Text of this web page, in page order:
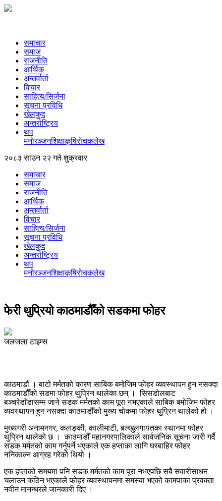
समाचार
समाज
राजनीति
आर्थिक
अन्तर्वार्ता
विचार
साहित्य/सिर्जना
सूचना प्रविधि
खेलकुद
अन्तर्राष्ट्रिय
थप
मनोरञ्‍जनशिक्षाकृषिरोचकलेख
२०८३ साउन २२ गते शुक्रवार
समाचार
समाज
राजनीति
आर्थिक
अन्तर्वार्ता
विचार
साहित्य/सिर्जना
सूचना प्रविधि
खेलकुद
अन्तर्राष्ट्रिय
थप
मनोरञ्‍जनशिक्षाकृषिरोचकलेख
फेरी थुप्रियो काठमाडौैँको सडकमा फोहर
जलजला टाइम्स
काठमाडौं । बाटो मर्मतको कारण साबिक बमोजिम फोहर व्यवस्थापन हुन नसक्दा
काठमाडौैँको सडमा फोहर थुप्रिन थालेका छन् । सिसडोलबाट
बञ्चरेडाँडासम्म जाने सडक मर्मतको काम पूरा नभएकाले साबिक बमोजिम फोहर
व्यवस्थापन हुन नसक्दा काठमाडौँको मुख्य चोकमा फोहर थुप्रिन थालेको हो ।
मुख्यगरी अनामनगर, कलङ्की, कालीमाटी, बल्खुलगायतका स्थानमा फोहर
थुप्रिन थालेको छ । काठमाडौँ महानगरपालिकाले सार्वजनिक सूचना जारी गर्दै
सडक मर्मतको काम गर्नुपर्ने भएकाले एक हप्ताका लागि घरबाहिर फोहर
ननिकाल्न आग्रह गरेको थियो ।
एक हप्ताको समयमा पनि सडक मर्मतको काम पूरा नभएपछि सबै सवारीसाधन
चलाउन कठिन भएकाले फोहर व्यवस्थापनमा समस्या भएको कामपाका प्रवक्ता
नवीन मानन्धरले जानकारी दिए ।